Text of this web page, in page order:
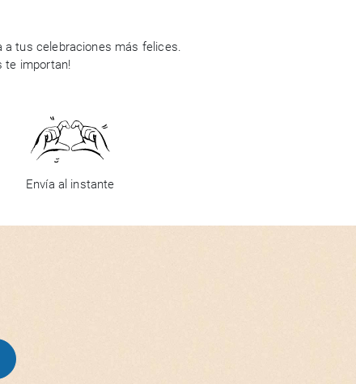
a tus celebraciones más felices.
te importan!
Envía al instante